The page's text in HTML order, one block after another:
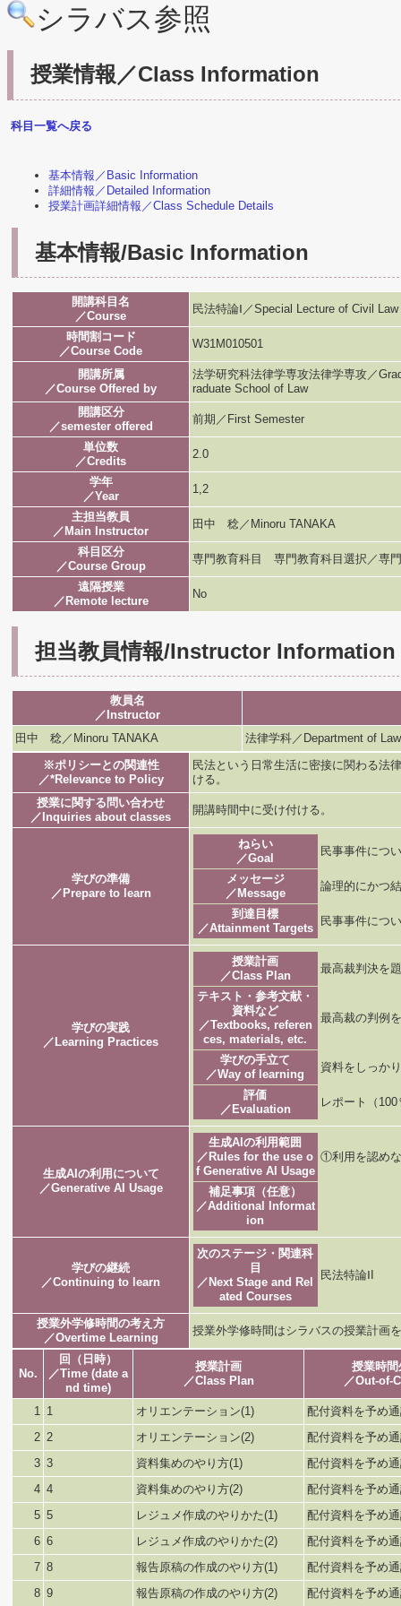
シラバス参照
授業情報／Class Information
科目一覧へ戻る
基本情報／Basic Information
詳細情報／Detailed Information
授業計画詳細情報／Class Schedule Details
基本情報/Basic Information
開講科目名
／Course
民法特論Ⅰ／Special Lecture of Civil Law
時間割コード
／Course Code
W31M010501
開講所属
／Course Offered by
法学研究科法律学専攻法律学専攻／
raduate School of Law
開講区分
／semester offered
前期／First Semester
単位数
／Credits
2.0
学年
／Year
1,2
主担当教員
／Main Instructor
田中 稔／Minoru TANAKA
科目区分
／Course Group
専門教育科目 専門教育科目選択／専
遠隔授業
／Remote lecture
No
担当教員情報/Instructor Information
教員名
／Instructor
田中 稔／Minoru TANAKA
法律学科／Department of Law
※ポリシーとの関連性
／*Relevance to Policy
民法という日常生活に密接に関わる法
ける。
授業に関する問い合わせ
／Inquiries about classes
開講時間中に受け付ける。
学びの準備
／Prepare to learn
ねらい
／Goal
民事事件につ
メッセージ
／Message
論理的にかつ
到達目標
／Attainment Targets
民事事件につ
学びの実践
／Learning Practices
授業計画
／Class Plan
最高裁判決を
テキスト・参考文献・
資料など
／Textbooks, referen
ces, materials, etc.
最高裁の判例
学びの手立て
／Way of learning
資料をしっか
評価
／Evaluation
レポート（100
生成AIの利用について
／Generative AI Usage
生成AIの利用範囲
／Rules for the use o
f Generative AI Usage
①利用を認め
補足事項（任意）
／Additional Informat
ion
学びの継続
／Continuing to learn
次のステージ・関連科
目
／Next Stage and Rel
ated Courses
民法特論ⅠI
授業外学修時間の考え方
／Overtime Learning
授業外学修時間はシラバスの授業計画
No.
回（日時）
／Time (date a
nd time)
授業計画
／Class Plan
授業時
／Out-of-
1 1 オリエンテーション(1)
配付資料を予め
2 2 オリエンテーション(2)
配付資料を予め
3 3 資料集めのやり方(1)
配付資料を予め
4 4 資料集めのやり方(2)
配付資料を予め
5 5 レジュメ作成のやりかた(1)
配付資料を予め
6 6 レジュメ作成のやりかた(2)
配付資料を予め
7 8 報告原稿の作成のやり方(1)
配付資料を予め
8 9 報告原稿の作成のやり方(2) 配付資料を予め